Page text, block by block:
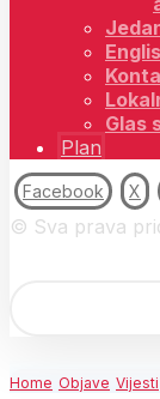
Glas
Plan
Facebook X
© Sva prava
Home Objave Vijesti